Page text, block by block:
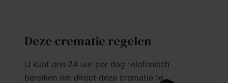
Deze crematie regelen
U kunt ons 24 uur per dag telefonisch
bereiken om direct deze crematie te